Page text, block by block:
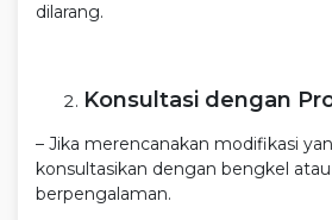
dilarang.
Konsultasi dengan
– Jika merencanakan modifikasi
konsultasikan dengan bengkel
berpengalaman.